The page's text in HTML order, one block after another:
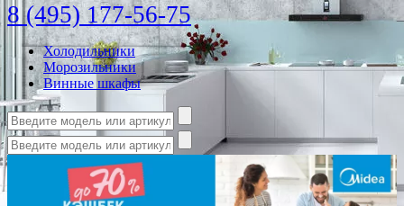
8 (495) 177-56-75
Холодильники
Морозильники
Винные шкафы